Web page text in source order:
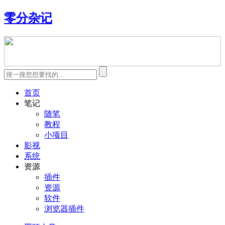
零分杂记
首页
笔记
随笔
教程
小项目
影视
系统
资源
插件
资源
软件
浏览器插件